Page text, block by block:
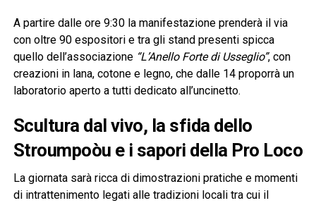
A partire dalle ore 9:30 la manifestazione prenderà il via
con oltre 90 espositori e tra gli stand presenti spicca
quello dell’associazione “L’Anello Forte di Usseglio”, con
creazioni in lana, cotone e legno, che dalle 14 proporrà un
laboratorio aperto a tutti dedicato all’uncinetto.
Scultura dal vivo, la sfida dello
Stroumpoòu e i sapori della Pro Loco
La giornata sarà ricca di dimostrazioni pratiche e momenti
di intrattenimento legati alle tradizioni locali tra cui il